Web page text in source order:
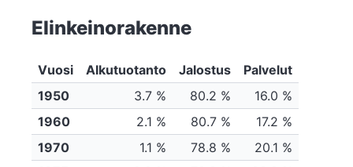
Elinkeinorakenne
Vuosi Alkutuotanto Jalostus
Palvelut
1950
3.7 % 80.2 %
16.0 %
1960
2.1 % 80.7 %
17.2 %
1970
1.1 % 78.8 %
20.1 %